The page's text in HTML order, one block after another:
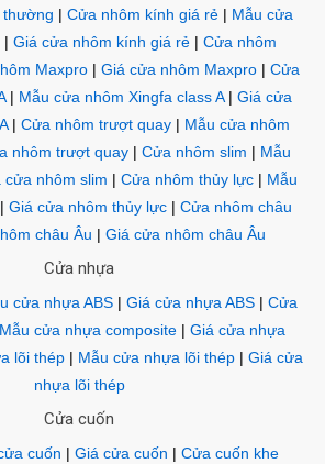
thường | Cửa nhôm kính giá rẻ| Mẫu cửa
| Giá cửa nhôm kính giá rẻ| Cửa nhôm
Maxpro| Giá cửa nhôm Maxpro| Cửa
| Mẫu cửa nhôm Xingfa class A| Giá cửa
| Cửa nhôm trượt quay | Mẫu cửa nhôm
nhôm trượt quay | Cửa nhôm slim | Mẫu
cửa nhôm slim | Cửa nhôm thủy lực| Mẫu
| Giá cửa nhôm thủy lực | Cửa nhôm châu
châu Âu | Giá cửa nhôm châu Âu
Cửa nhựa
cửa nhựa ABS| Giá cửa nhựa ABS| Cửa
Mẫu cửa nhựa composite| Giá cửa nhựa
lõi thép | Mẫu cửa nhựa lõi thép | Giá cửa
nhựa lõi thép
Cửa cuốn
cuốn | Giá cửa cuốn | Cửa cuốn khe